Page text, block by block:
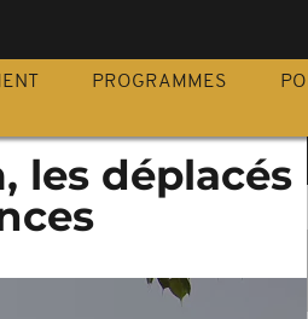
PROGRAMMES
les déplacés